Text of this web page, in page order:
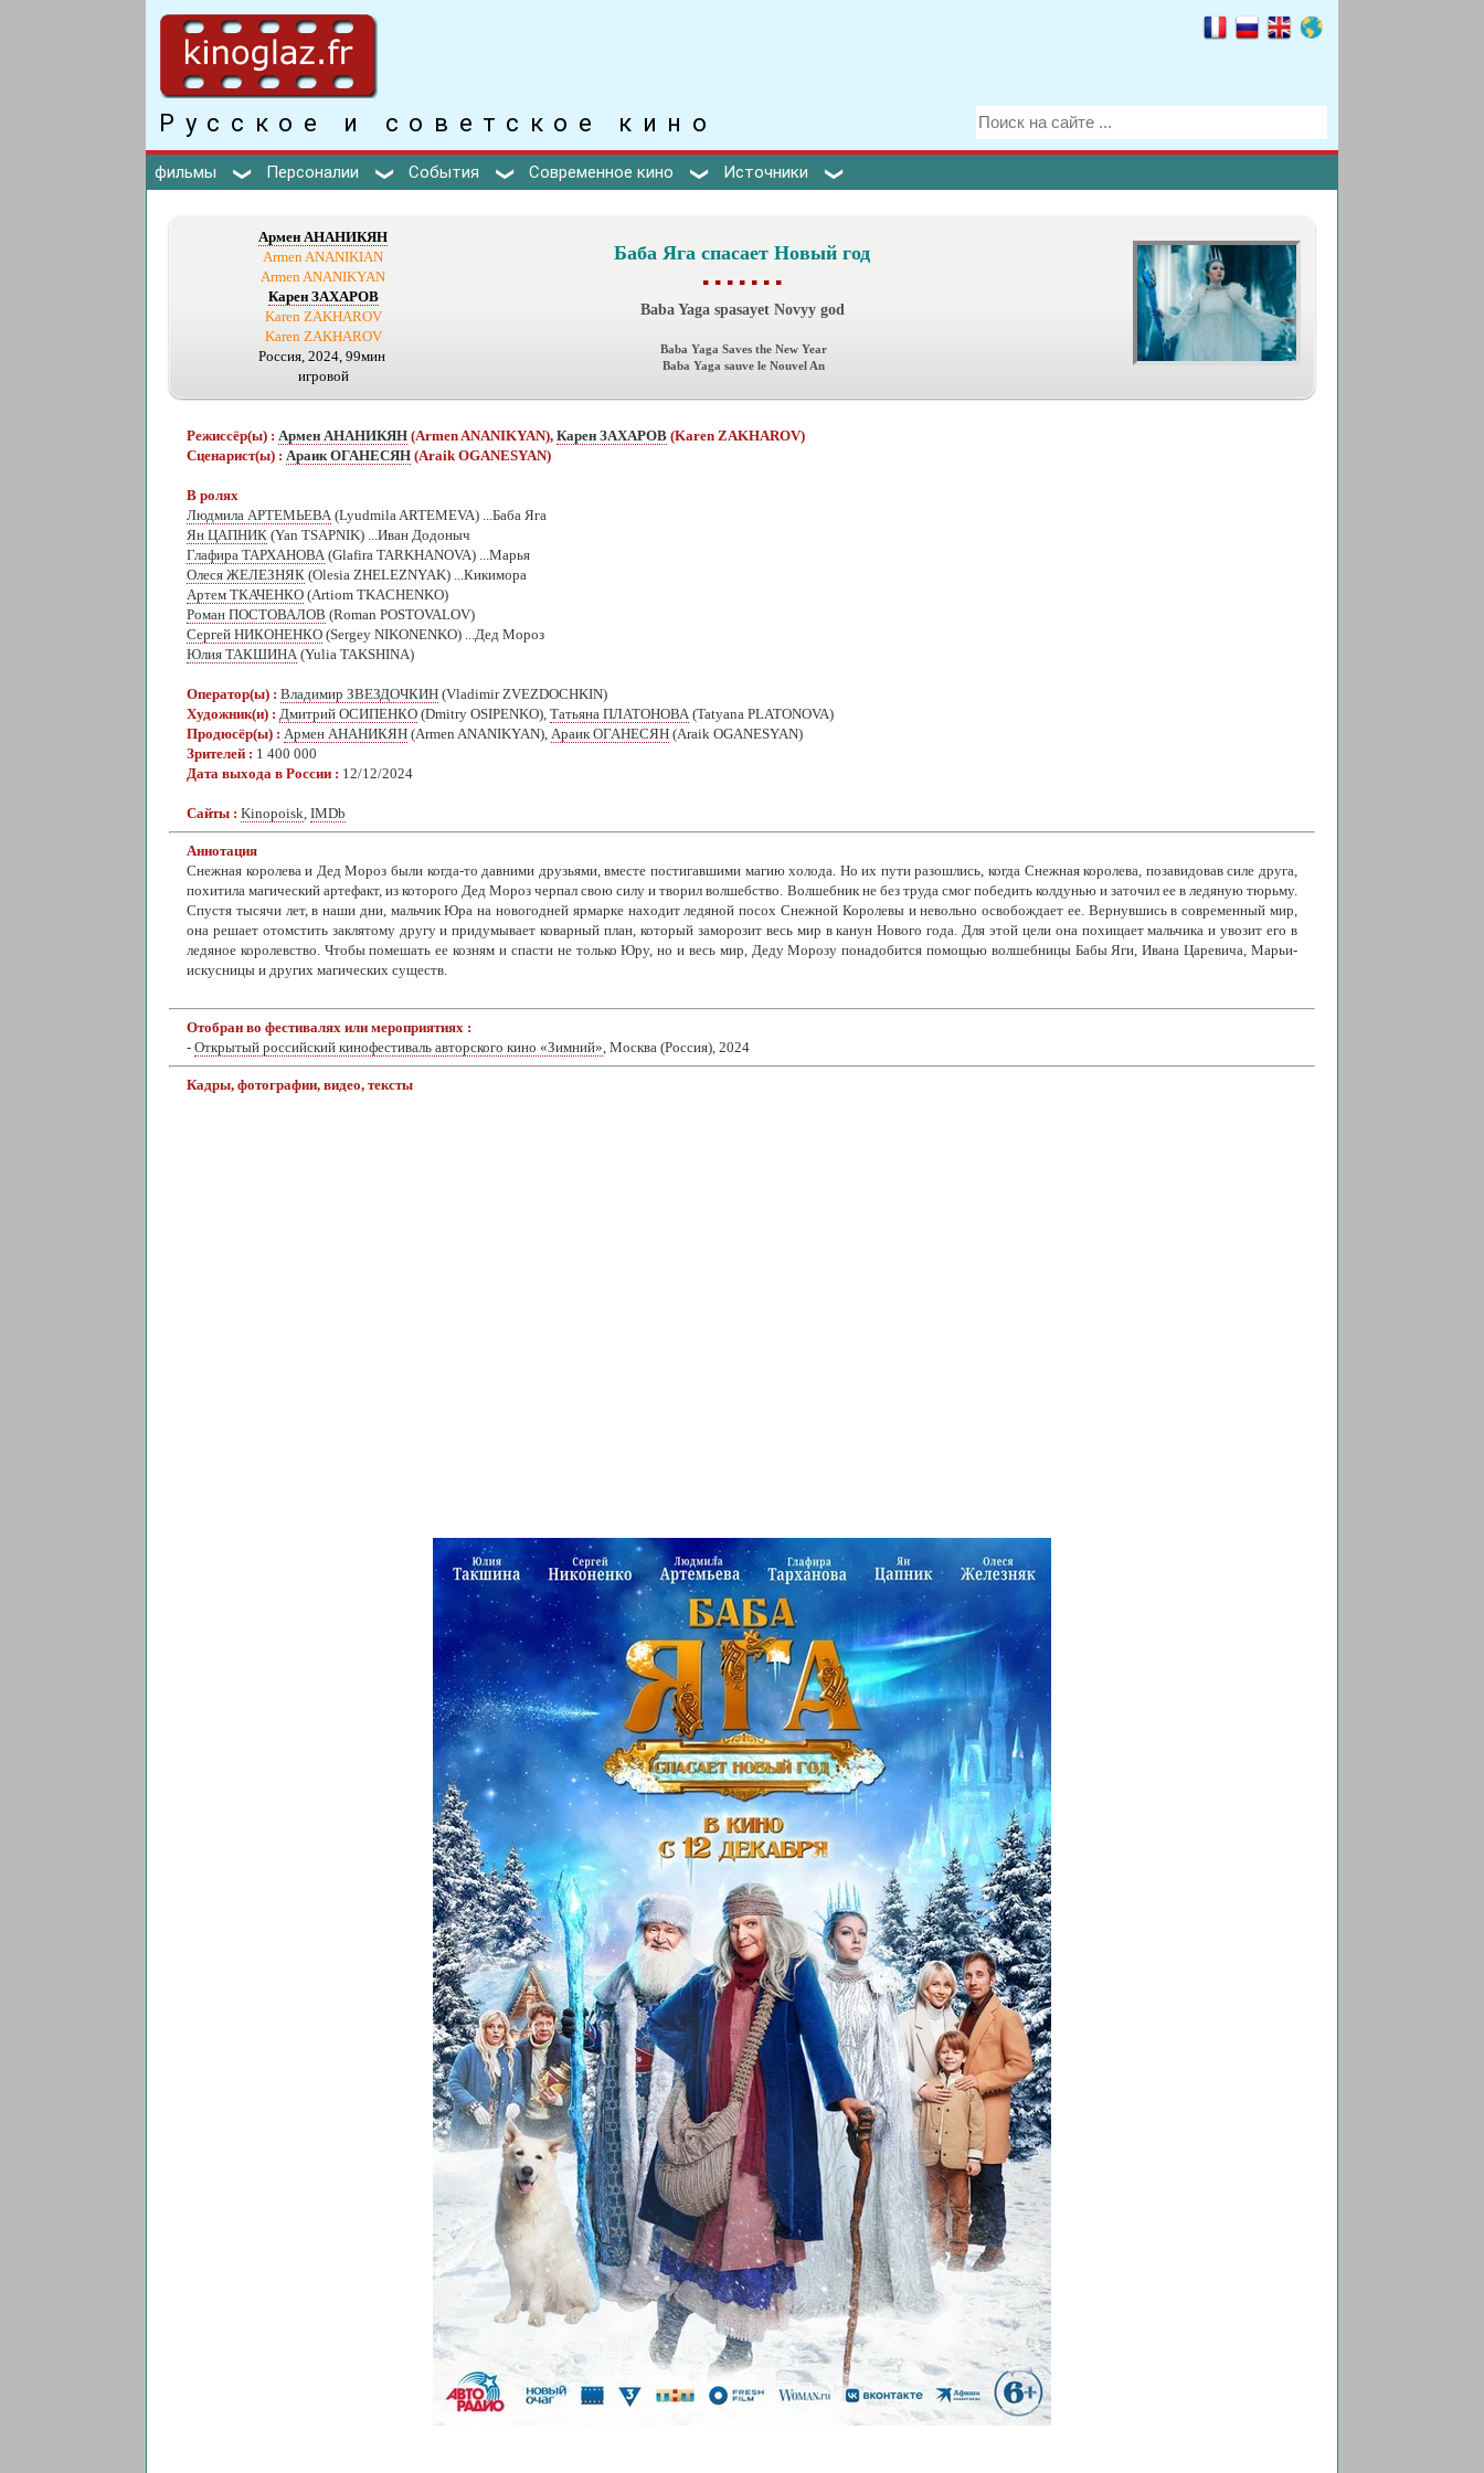
Русское и советское кино
фильмы Персоналии События Современное кино Источники
Армен АНАНИКЯН
Armen ANANIKIAN
Armen ANANIKYAN
Карен ЗАХАРОВ
Karen ZAKHAROV
Karen ZAKHAROV
Россия, 2024, 99мин
игровой
Баба Яга спасает Новый год
▪ ▪ ▪ ▪ ▪ ▪ ▪
Baba Yaga spasayet Novyy god
Baba Yaga Saves the New Year
Baba Yaga sauve le Nouvel An
Режиссёр(ы) : Армен АНАНИКЯН (Armen ANANIKYAN), Карен ЗАХАРОВ (Karen ZAKHAROV)
Сценарист(ы) : Араик ОГАНЕСЯН (Araik OGANESYAN)
В ролях
Людмила АРТЕМЬЕВА (Lyudmila ARTEMEVA) ...Баба Яга
Ян ЦАПНИК (Yan TSAPNIK) ...Иван Додоныч
Глафира ТАРХАНОВА (Glafira TARKHANOVA) ...Марья
Олеся ЖЕЛЕЗНЯК (Olesia ZHELEZNYAK) ...Кикимора
Артем ТКАЧЕНКО (Artiom TKACHENKO)
Роман ПОСТОВАЛОВ (Roman POSTOVALOV)
Сергей НИКОНЕНКО (Sergey NIKONENKO) ...Дед Мороз
Юлия ТАКШИНА (Yulia TAKSHINA)
Оператор(ы) : Владимир ЗВЕЗДОЧКИН (Vladimir ZVEZDOCHKIN)
Художник(и) : Дмитрий ОСИПЕНКО (Dmitry OSIPENKO), Татьяна ПЛАТОНОВА (Tatyana PLATONOVA)
Продюсёр(ы) : Армен АНАНИКЯН (Armen ANANIKYAN), Араик ОГАНЕСЯН (Araik OGANESYAN)
Зрителей : 1 400 000
Дата выхода в России : 12/12/2024
Сайты : Kinopoisk IMDb
Аннотация
Снежная королева и Дед Мороз были когда-то давними друзьями, вместе постигавшими магию холода. Но их пути разошлись, когда Снежная королева, позавидовав силе друга,
похитила магический артефакт, из которого Дед Мороз черпал свою силу и творил волшебство. Волшебник не без труда смог победить колдунью и заточил ее в ледяную тюрьму.
Спустя тысячи лет, в наши дни, мальчик Юра на новогодней ярмарке находит ледяной посох Снежной Королевы и невольно освобождает ее. Вернувшись в современный мир,
она решает отомстить заклятому другу и придумывает коварный план, который заморозит весь мир в канун Нового года. Для этой цели она похищает мальчика и увозит его в
ледяное королевство. Чтобы помешать ее козням и спасти не только Юру, но и весь мир, Деду Морозу понадобится помощью волшебницы Бабы Яги, Ивана Царевича, Марьи-
искусницы и других магических существ.
Отобран во фестивалях или мероприятиях :
- Открытый российский кинофестиваль авторского кино «Зимний» , Москва (Россия), 2024
Кадры, фотографии, видео, тексты